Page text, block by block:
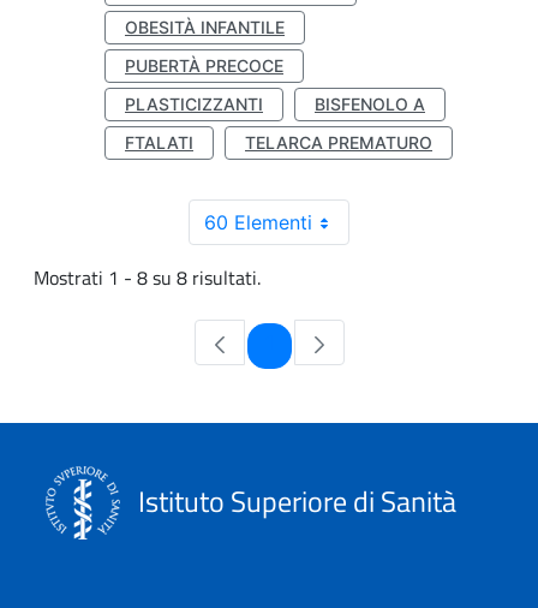
OBESITÀ INFANTILE
PUBERTÀ PRECOCE
PLASTICIZZANTI
BISFENOLO A
FTALATI
TELARCA PREMATURO
60 Elementi
Mostrati 1 - 8 su 8 risultati.
Pagina
Istituto Superiore di Sanità